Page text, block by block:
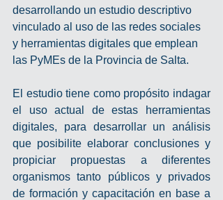
desarrollando un estudio descriptivo
vinculado al uso de las redes sociales
y herramientas digitales que emplean
las PyMEs de la Provincia de Salta.
El estudio tiene como propósito indagar
el uso actual de estas herramientas
digitales, para desarrollar un análisis
que posibilite elaborar conclusiones y
propiciar propuestas a diferentes
organismos tanto públicos y privados
de formación y capacitación en base a